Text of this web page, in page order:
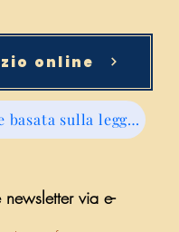
online
Descrizione basata sulla legge sulle transazioni commerciali specificate
newsletter via e-